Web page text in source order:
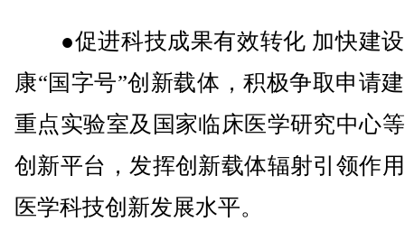
●促进科技成果有效转化 加快建设
康“国字号”创新载体，积极争取申请
重点实验室及国家临床医学研究中心
创新平台，发挥创新载体辐射引领作
医学科技创新发展水平。